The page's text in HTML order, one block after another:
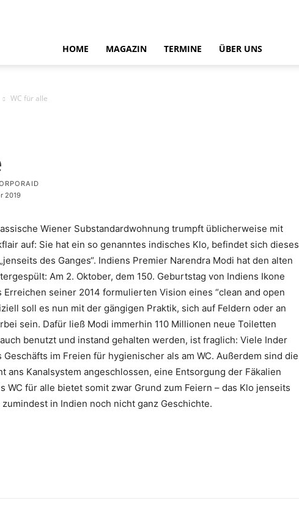
HOME MAGAZIN TERMINE ÜBER UNS
WC für alle
2019
Wiener Substandardwohnung trumpft üblicherweise mit
auf: Sie hat ein so genanntes indisches Klo, befindet sich dieses
des Ganges“. Indiens Premier Narendra Modi hat den alten
Am 2. Oktober, dem 150. Geburtstag von Indiens Ikone
Erreichen seiner 2014 formulierten Vision eines “clean and open
soll es nun mit der gängigen Praktik, sich auf Feldern oder an
sein. Dafür ließ Modi immerhin 110 Millionen neue Toiletten
benutzt und instand gehalten werden, ist fraglich: Viele Inder
im Freien für hygienischer als am WC. Außerdem sind die
ans Kanalsystem angeschlossen, eine Entsorgung der Fäkalien
WC für alle bietet somit zwar Grund zum Feiern – das Klo jenseits
in Indien noch nicht ganz Geschichte.